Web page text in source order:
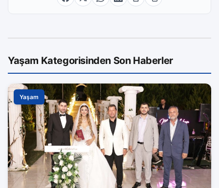
Yaşam Kategorisinden Son Haberler
Yaşam